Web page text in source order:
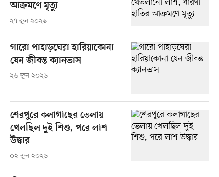
আক্রমণে মৃত্যু
২৭ জুন ২০২৬
গারো পাহাড়ঘেরা হারিয়াকোনা
যেন জীবন্ত ক্যানভাস
২৬ জুন ২০২৬
শেরপুরে কলাগাছের ভেলায়
খেলছিল দুই শিশু, পরে লাশ
উদ্ধার
০২ জুন ২০২৬